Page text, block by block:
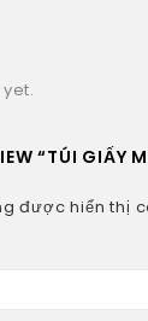
“TÚI GIẤY
được hiển thị